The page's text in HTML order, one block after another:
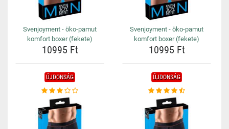
Svenjoyment - öko-pamut
komfort boxer (fekete)
10995 Ft
Svenjoyment - öko-pamut
komfort boxer (fekete)
10995 Ft
ÚJDONSÁG ÚJDONSÁG